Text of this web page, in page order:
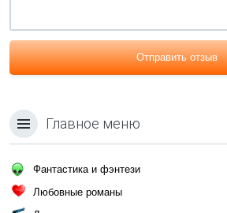
Отправить отзыв
Главное меню
Фантастика и фэнтези
Любовные романы